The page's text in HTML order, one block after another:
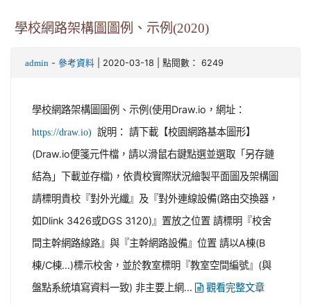
學校網路架構圖圖例、示例(2020)
admin - 參考資料 | 2020-03-18 | 點閱數： 6249
學校網路架構圖圖例、示例(使用Draw.io，網址：
https://draw.io)
說明： 請下載【校園網路基本圖形】
(Draw.io便箋元件檔，請以滑鼠右鍵點選並選取「另存鏈
結為」下載並存檔)，依貴校實際狀況繪製平面圖及架構圖
請標明貴校『對外光纖』及『對外連線設備(路由交換器，
如Dlink 3426或DGS 3120)』置放之位置 請標明『校舍
間主幹網路線路』與『主幹網路設備』位置 請以A棟(B
棟/C棟...)標示校舍，並於教室標明『教室空間編號』(與
盤點系統填寫資料一致) 非主要上網...
觀看完整文章